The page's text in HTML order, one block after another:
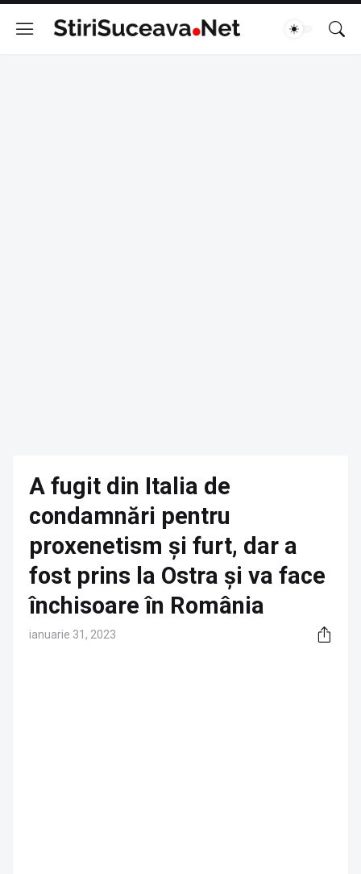
A fugit din Italia de
condamnări pentru
proxenetism și furt, dar a
fost prins la Ostra și va face
închisoare în România
ianuarie 31, 2023